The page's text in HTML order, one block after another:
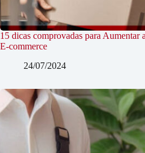
15 dicas comprovadas para Aumentar
E-commerce
24/07/2024